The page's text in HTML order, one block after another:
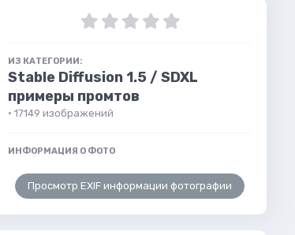
ИЗ КАТЕГОРИИ:
Stable Diffusion 1.5 / SDXL
примеры промтов
· 17149 изображений
ИНФОРМАЦИЯ О ФОТО
Просмотр EXIF информации фотографии